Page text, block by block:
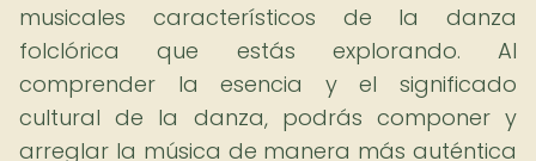
musicales característicos de la danza
folclórica que estás explorando. Al
comprender la esencia y el significado
cultural de la danza, podrás componer y
arreglar la música de manera más auténtica